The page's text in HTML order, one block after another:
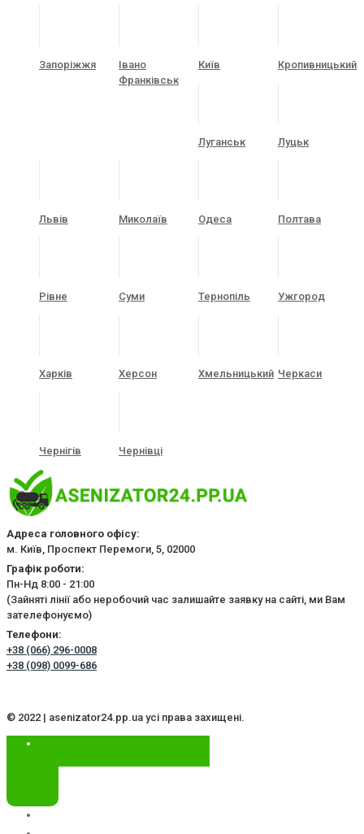
Запоріжжя
Івано
Франківськ
Київ Кропивницький
Луганськ Луцьк
Львів Миколаїв Одеса Полтава
Рівне Суми Тернопіль Ужгород
Харків Херсон Хмельницький Черкаси
Чернігів Чернівці
Адреса головного офісу:
м. Київ, Проспект Перемоги, 5, 02000
Графік роботи:
Пн-Нд 8:00 - 21:00
(Зайняті лінії або неробочий час залишайте заявку на сайті, ми Вам
зателефонуємо)
Телефони:
+38 (066) 296-0008
+38 (098) 0099-686
© 2022 | asenizator24.pp.ua усі права захищені.